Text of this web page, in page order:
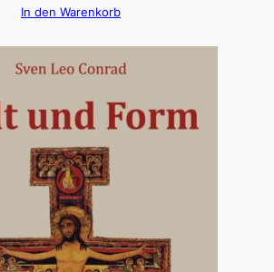
In den Warenkorb